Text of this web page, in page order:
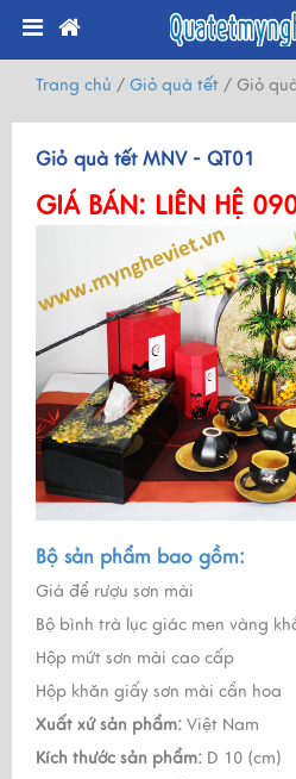
Trang chủ / Giỏ quà tết / Giỏ
Giỏ quà tết MNV - QT01
GIÁ BÁN: LIÊN HỆ
Bộ sản phẩm bao gồm:
Giá để rượu sơn mài
Bộ bình trà lục giác men vàng
Hộp mứt sơn mài cao cấp
Hộp khăn giấy sơn mài cẩn hoa
Xuất xứ sản phẩm: Việt Nam
Kích thước sản phẩm: D 10 (cm)